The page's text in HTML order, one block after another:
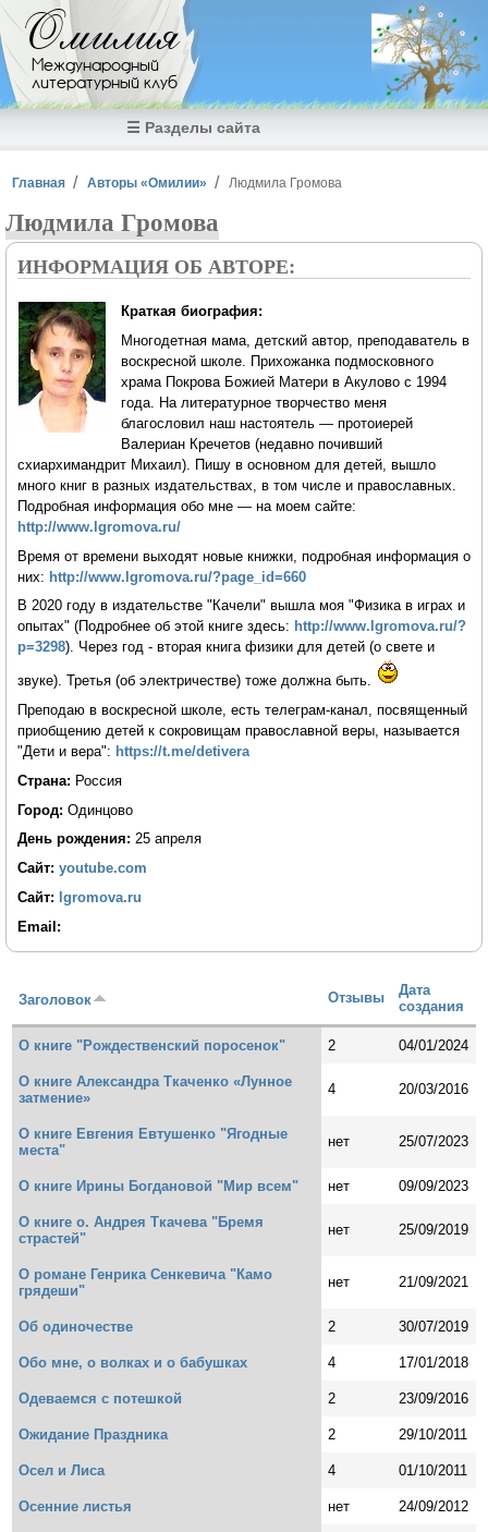
Перейти к основному содержанию
Омилия
Международный
литературный клуб
☰ Разделы сайта
Вы здесь
Главная Авторы «Омилии» Людмила Громова
Людмила Громова
ИНФОРМАЦИЯ ОБ АВТОРЕ:
Краткая биография:
Многодетная мама, детский автор, преподаватель в
воскресной школе. Прихожанка подмосковного
храма Покрова Божией Матери в Акулово с 1994
года. На литературное творчество меня
благословил наш настоятель — протоиерей
Валериан Кречетов (недавно почивший
схиархимандрит Михаил). Пишу в основном для детей, вышло
много книг в разных издательствах, в том числе и православных.
Подробная информация обо мне — на моем сайте:
http://www.lgromova.ru/
Время от времени выходят новые книжки, подробная информация о
них: http://www.lgromova.ru/?page_id=660
В 2020 году в издательстве "Качели" вышла моя "Физика в играх и
опытах" (Подробнее об этой книге здесь: http://www.lgromova.ru/?
p=3298). Через год - вторая книга физики для детей (о свете и
звуке). Третья (об электричестве) тоже должна быть.
Преподаю в воскресной школе, есть телеграм-канал, посвященный
приобщению детей к сокровищам православной веры, называется
"Дети и вера": https://t.me/detivera
Страна: Россия
Город: Одинцово
День рождения: 25 апреля
Сайт: youtube.com
Сайт: lgromova.ru
Email:
Заголовок Отзывы
Дата
создания
О книге "Рождественский поросенок" 2 04/01/2024
О книге Александра Ткаченко «Лунное
затмение»
4 20/03/2016
О книге Евгения Евтушенко "Ягодные
места"
нет 25/07/2023
О книге Ирины Богдановой "Мир всем" нет 09/09/2023
О книге о. Андрея Ткачева "Бремя
страстей"
нет 25/09/2019
О романе Генрика Сенкевича "Камо
грядеши"
нет 21/09/2021
Об одиночестве 2 30/07/2019
Обо мне, о волках и о бабушках 4 17/01/2018
Одеваемся с потешкой 2 23/09/2016
Ожидание Праздника 2 29/10/2011
Осел и Лиса 4 01/10/2011
Осенние листья нет 24/09/2012